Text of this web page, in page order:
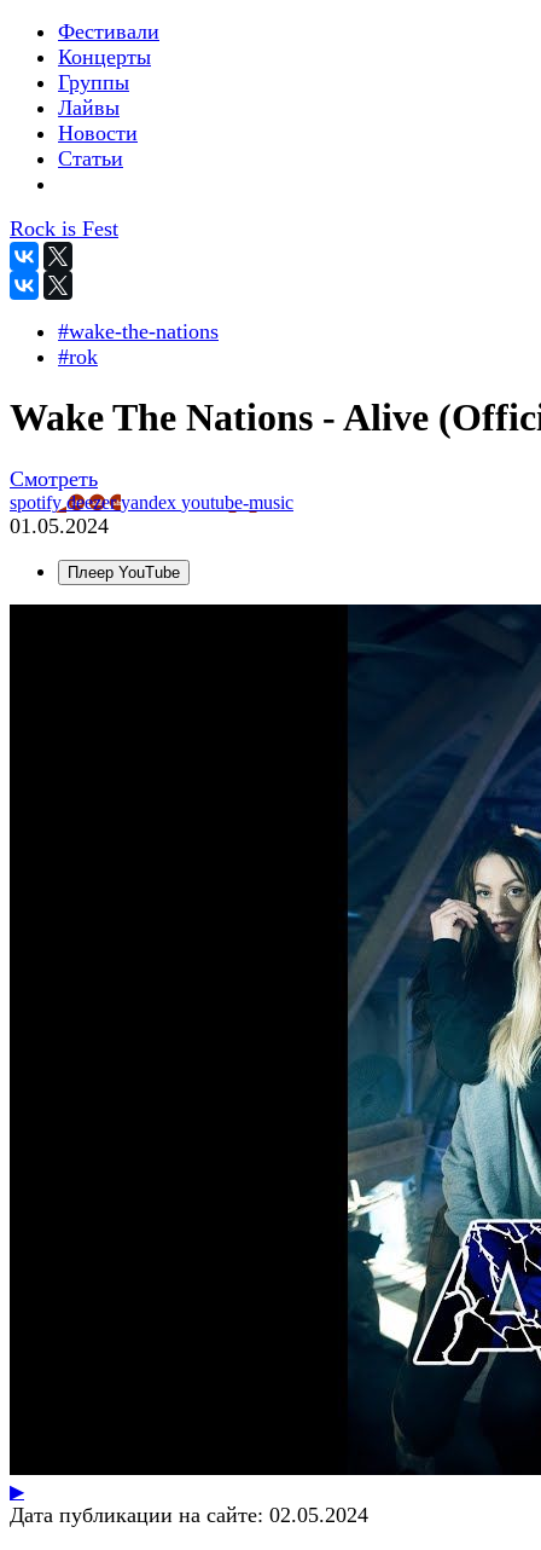
Фестивали
Концерты
Группы
Лайвы
Новости
Статьи
Rock is Fest
#wake-the-nations
#rok
Wake The Nations - Alive
Смотреть
spotifydeezeryandex youtube-music
01.05.2024
Плеер YouTube
▶
Дата публикации на сайте: 02.05.2024